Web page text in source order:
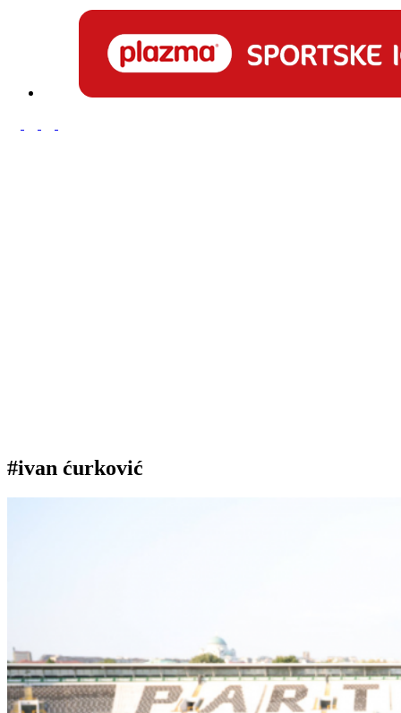
#ivan ćurković